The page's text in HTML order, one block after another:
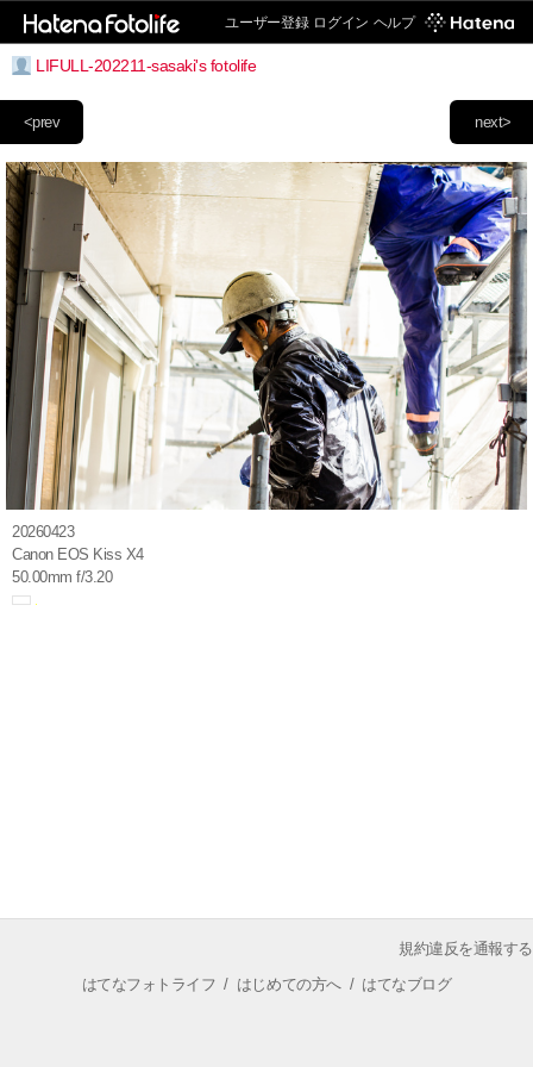
ユーザー登録 ログイン ヘルプ
LIFULL-202211-sasaki's fotolife
next>
<prev
20260423
Canon EOS Kiss X4
50.00mm f/3.20
規約違反を通報する
はてなフォトライフ / はじめての方へ/ はてなブログ